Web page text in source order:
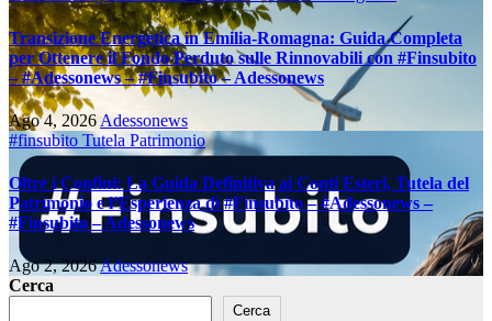
Transizione Energetica in Emilia-Romagna: Guida Completa
per Ottenere il Fondo Perduto sulle Rinnovabili con #Finsubito
– #Adessonews – #Finsubito – Adessonews
Ago 4, 2026 Adessonews
#finsubito Tutela Patrimonio
Oltre i Confini: La Guida Definitiva ai Conti Esteri, Tutela del
Patrimonio e l’Esperienza di #Finsubito – #Adessonews –
#Finsubito – Adessonews
Ago 2, 2026Adessonews
Cerca
Cerca